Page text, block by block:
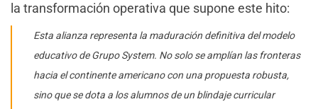
la transformación operativa que supone este hito:
Esta alianza representa la maduración definitiva del modelo
educativo de Grupo System. No solo se amplían las fronteras
hacia el continente americano con una propuesta robusta,
sino que se dota a los alumnos de un blindaje curricular